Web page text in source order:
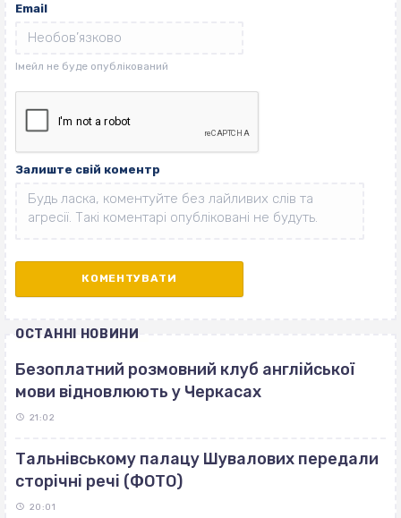
Email
Залиште свій коментр
ОСТАННІ НОВИНИ
Безоплатний розмовний клуб англійської
мови відновлюють у Черкасах
21:02
Тальнівському палацу Шувалових передали
сторічні речі (ФОТО)
20:01